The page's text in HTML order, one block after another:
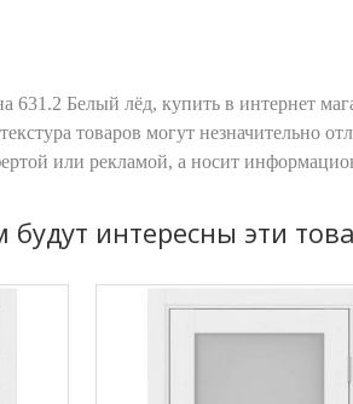
Белый лёд, купить в интернет
товаров могут незначительно
или рекламой, а носит
интересны эти